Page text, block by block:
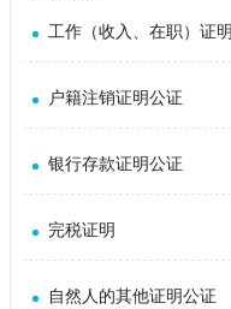
工作（收入、在职）证
户籍注销证明公证
银行存款证明公证
完税证明
自然人的其他证明公证